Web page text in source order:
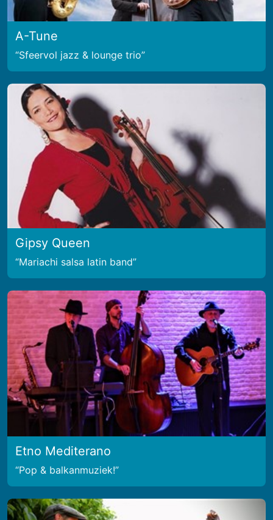
A-Tune
Sfeervol jazz & lounge trio
Gipsy Queen
Mariachi salsa latin band
Etno Mediterano
Pop & balkanmuziek!